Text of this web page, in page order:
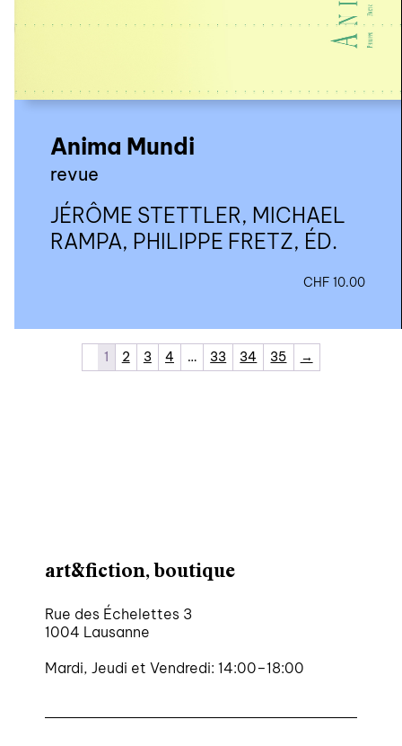
Anima Mundi
revue
JÉRÔME STETTLER, MICHAEL
RAMPA, PHILIPPE FRETZ, ÉD.
CHF 10.00
1 2 3 4 … 33 34 35 →
art&fiction, boutique
Rue des Échelettes 3
1004 Lausanne
Mardi, Jeudi et Vendredi: 14:00–18:00